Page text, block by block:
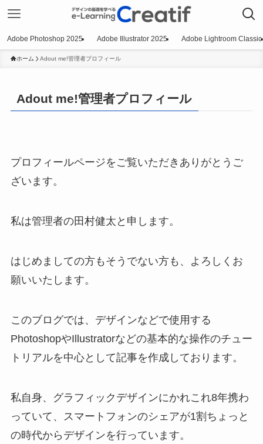
Adobe Photoshop 2025 Adobe Illustrator 2025 Adobe Lightroom Classic
ホーム Adout me!管理者プロフィール
Adout me!管理者プロフィール
プロフィールページをご覧いただきありがとうご
ざいます。
私は管理者の田村健太と申します。
はじめましての方もそうでない方も、よろしくお
願いいたします。
このブログでは、デザインなどで使用する
PhotoshopやIllustratorなどの基本的な操作のチュー
トリアルを中心として記事を作成しております。
私自身、グラフィックデザインにかれこれ8年携わ
っていて、スマートフォンのシェアが1割ちょっと
の時代からデザインを行っています。